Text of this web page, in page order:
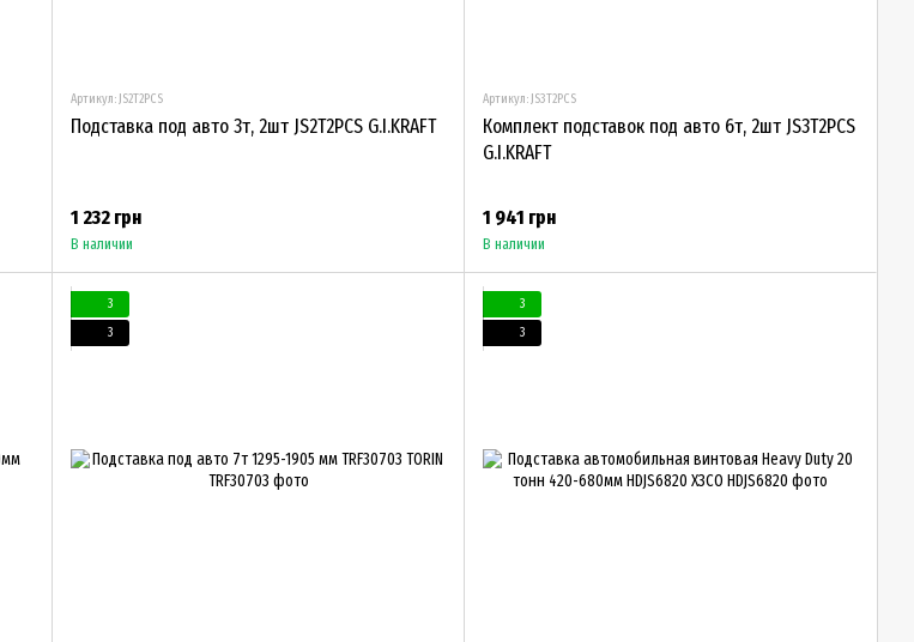
Артикул: JS2T2PCS
Подставка под авто 3т, 2шт JS2T2PCS G.I.KRAFT
1 232 грн
В наличии
Артикул: JS3T2PCS
Комплект подставок под авто 6т, 2шт JS3T2PCS
G.I.KRAFT
1 941 грн
В наличии
3
3
3
3